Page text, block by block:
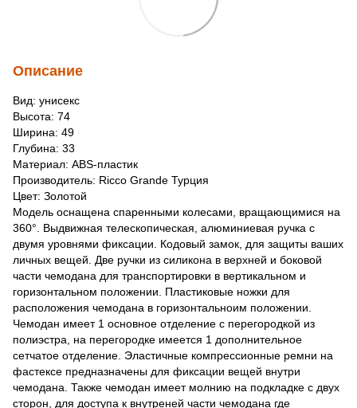
Описание
Вид: унисекс
Высота: 74
Ширина: 49
Глубина: 33
Материал: ABS-пластик
Производитель: Ricco Grande Турция
Цвет: Золотой
Модель оснащена спаренными колесами, вращающимися на
360°. Выдвижная телескопическая, алюминиевая ручка с
двумя уровнями фиксации. Кодовый замок, для защиты ваших
личных вещей. Две ручки из силикона в верхней и боковой
части чемодана для транспортировки в вертикальном и
горизонтальном положении. Пластиковые ножки для
расположения чемодана в горизонтальноим положении.
Чемодан имеет 1 основное отделение с перегородкой из
полиэстра, на перегородке имеется 1 дополнительное
сетчатое отделение. Эластичные компрессионные ремни на
фастексе предназначены для фиксации вещей внутри
чемодана. Также чемодан имеет молнию на подкладке с двух
сторон, для доступа к внутреней части чемодана где